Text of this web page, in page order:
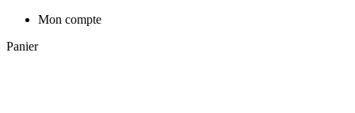
Mon compte
Panier